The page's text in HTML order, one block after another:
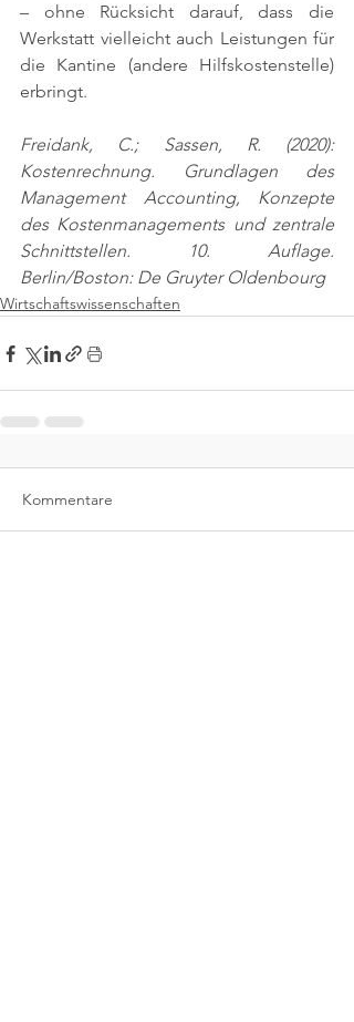
– ohne Rücksicht darauf, dass die
Werkstatt vielleicht auch Leistungen für
die Kantine (andere Hilfskostenstelle)
erbringt.
Freidank, C.; Sassen, R. (2020):
Kostenrechnung. Grundlagen des
Management Accounting, Konzepte
des Kostenmanagements und zentrale
Schnittstellen. 10. Auflage.
Berlin/Boston: De Gruyter Oldenbourg
Wirtschaftswissenschaften
Kommentare